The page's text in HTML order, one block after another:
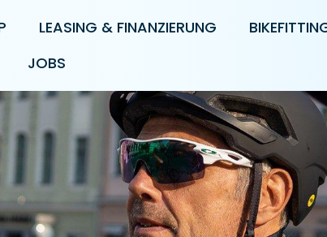
LEASING & FINANZIERUNG
JOBS